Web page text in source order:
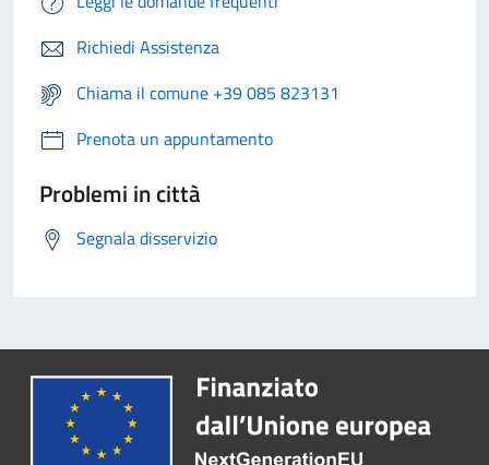
Richiedi Assistenza
Chiama il comune +39 085 823131
Prenota un appuntamento
Problemi in città
Segnala disservizio